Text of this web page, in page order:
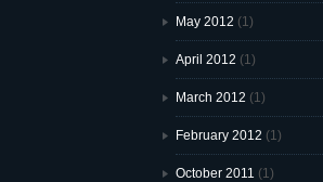
May 2012 (1)
April 2012 (1)
March 2012 (1)
February 2012 (1)
October 2011 (1)